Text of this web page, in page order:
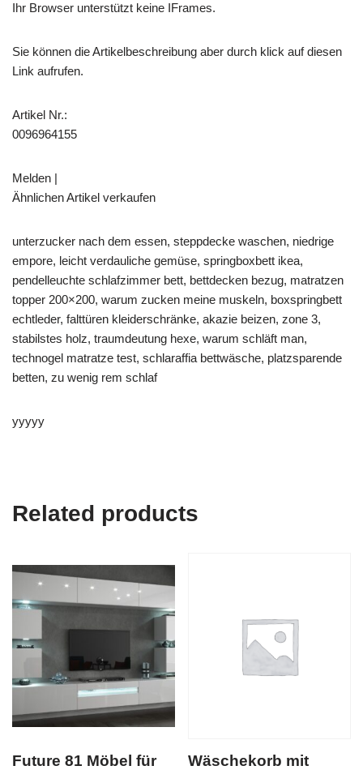
Ihr Browser unterstützt keine IFrames.
Sie können die Artikelbeschreibung aber durch klick auf diesen
Link aufrufen.
Artikel Nr.:
0096964155
Melden |
Ähnlichen Artikel verkaufen
unterzucker nach dem essen, steppdecke waschen, niedrige
empore, leicht verdauliche gemüse, springboxbett ikea,
pendelleuchte schlafzimmer bett, bettdecken bezug, matratzen
topper 200×200, warum zucken meine muskeln, boxspringbett
echtleder, falttüren kleiderschränke, akazie beizen, zone 3,
stabilstes holz, traumdeutung hexe, warum schläft man,
technogel matratze test, schlaraffia bettwäsche, platzsparende
betten, zu wenig rem schlaf
yyyyy
Related products
Future 81 Möbel für
Wäschekorb mit